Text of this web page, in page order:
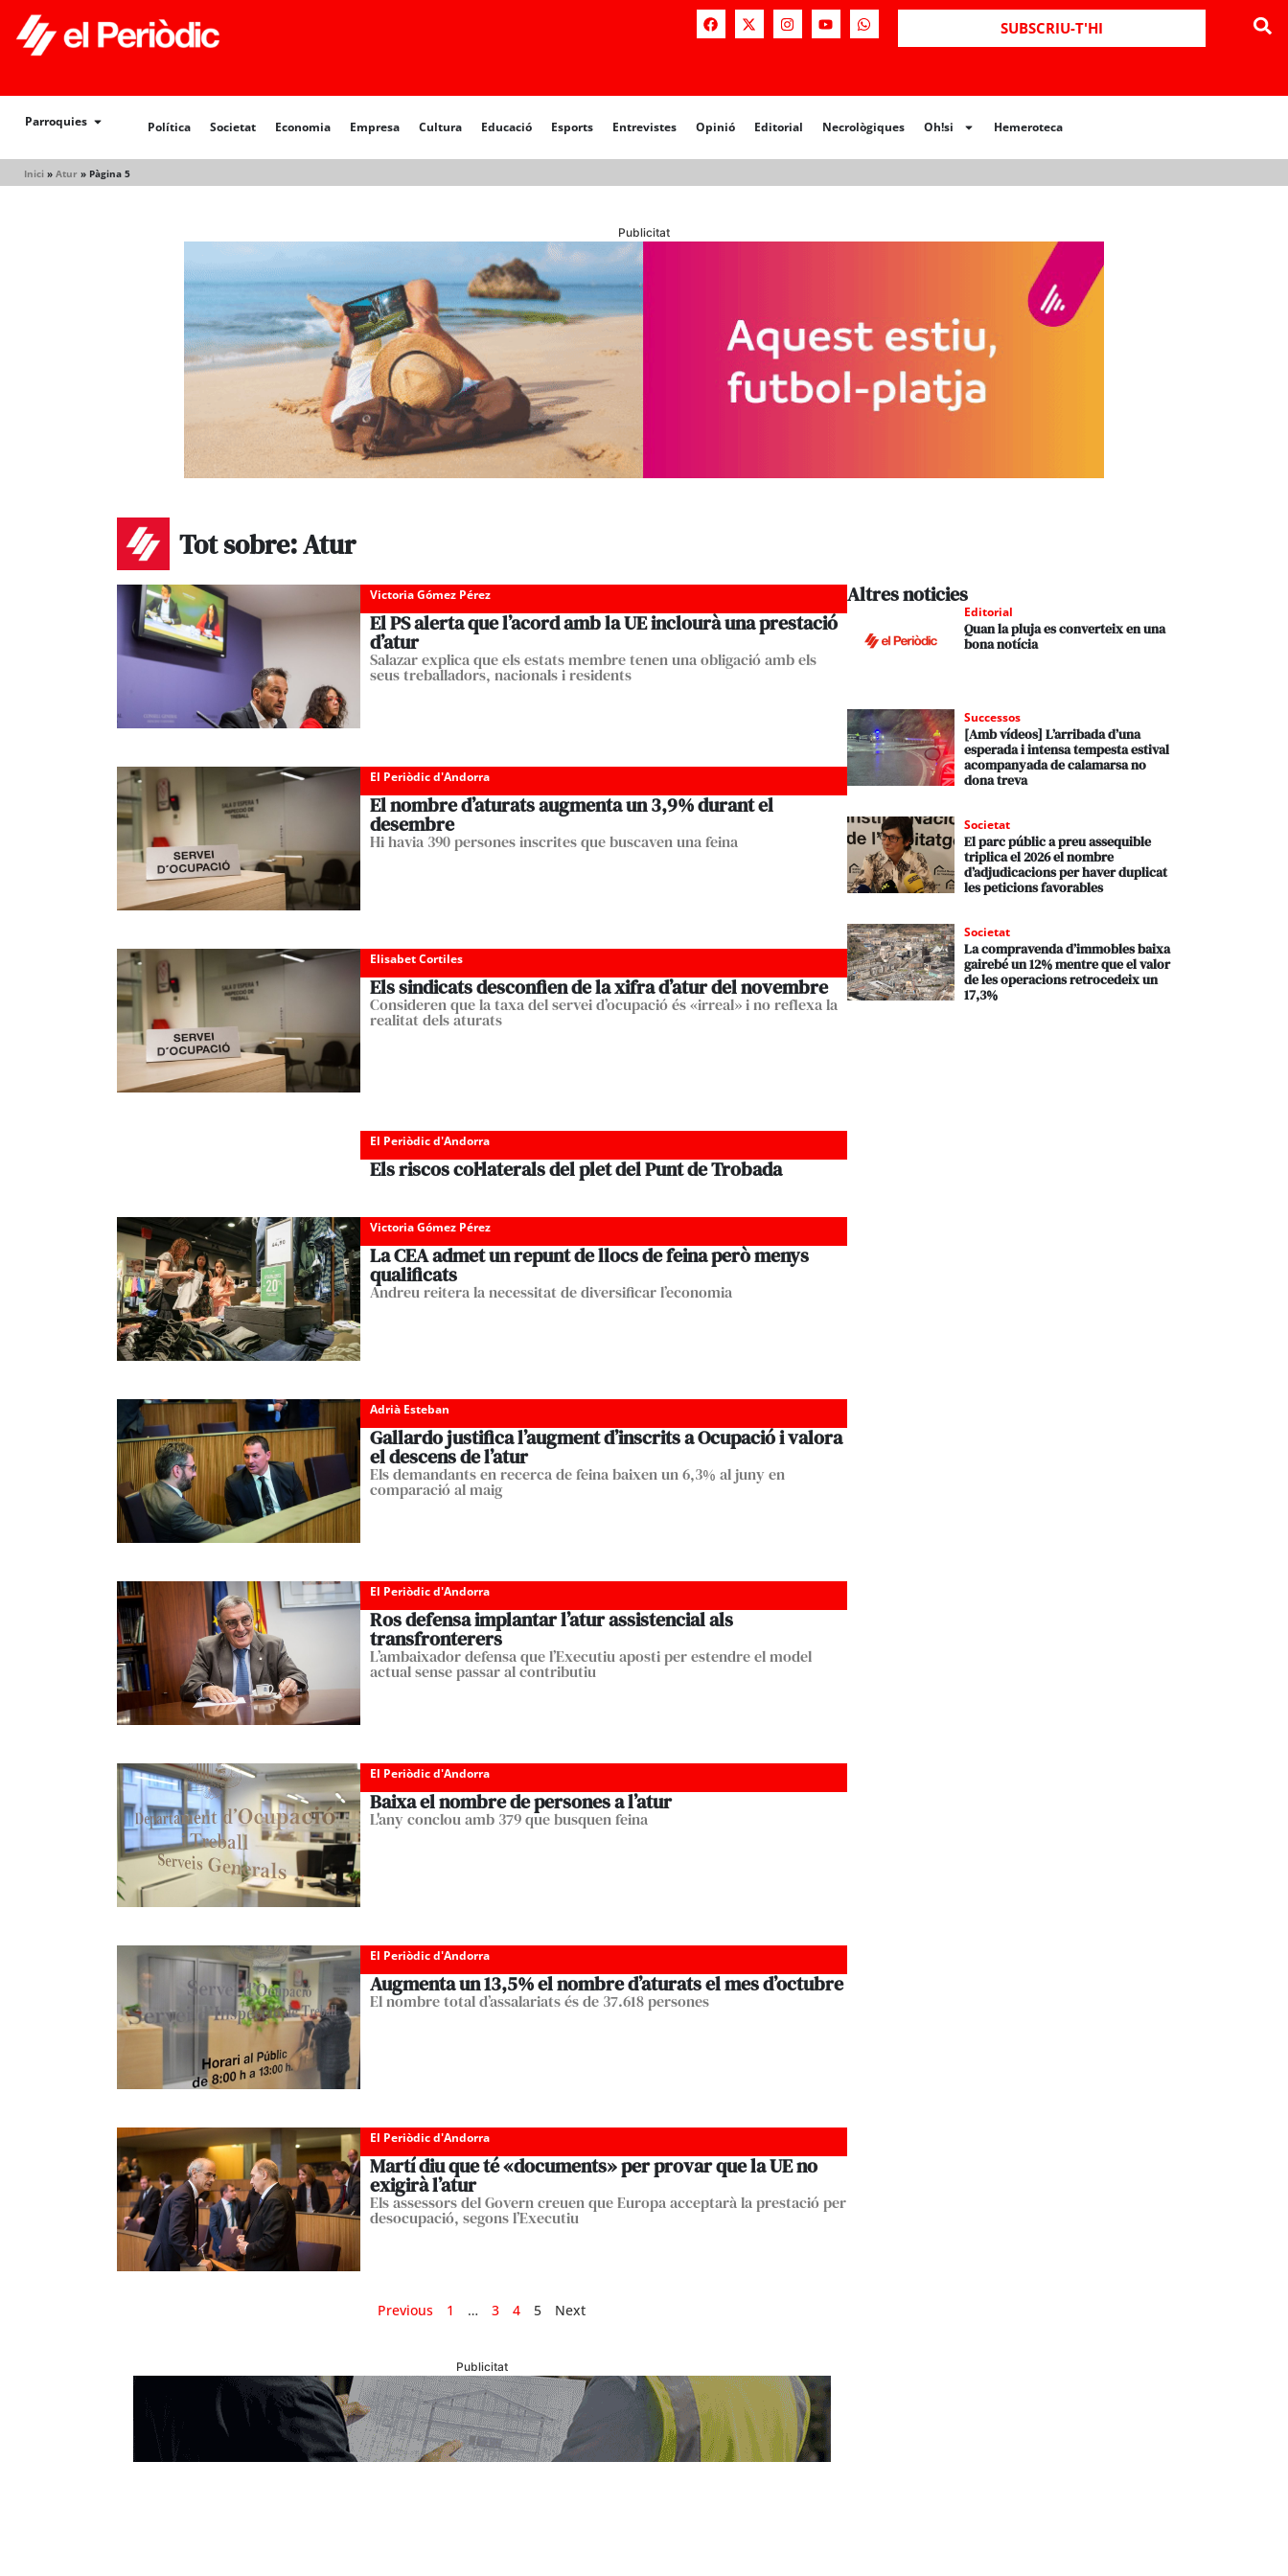
SUBSCRIU-T'HI
Parroquies Política Societat Economia Empresa Cultura Educació Esports Entrevistes Opinió Editorial Necrològiques Oh!si Hemeroteca
Inici » Atur » Pàgina 5
Política Societat Opinió Editorial Necrològiques Hemeroteca
Publicitat
Tot sobre: Atur
Victoria Gómez Pérez
El PS alerta que l’acord amb la UE inclourà una prestació
d’atur
Salazar explica que els estats membre tenen una obligació amb els
seus treballadors, nacionals i residents
El Periòdic d'Andorra
El nombre d’aturats augmenta un 3,9% durant el
desembre
Hi havia 390 persones inscrites que buscaven una feina
Elisabet Cortiles
Els sindicats desconfien de la xifra d’atur del novembre
Consideren que la taxa del servei d’ocupació és «irreal» i no reflexa la
realitat dels aturats
El Periòdic d'Andorra
Els riscos col·laterals del plet del Punt de Trobada
Victoria Gómez Pérez
La CEA admet un repunt de llocs de feina però menys
qualificats
Andreu reitera la necessitat de diversificar l’economia
Adrià Esteban
Gallardo justifica l’augment d’inscrits a Ocupació i valora
el descens de l’atur
Els demandants en recerca de feina baixen un 6,3% al juny en
comparació al maig
El Periòdic d'Andorra
Ros defensa implantar l’atur assistencial als
transfronterers
L’ambaixador defensa que l’Executiu aposti per estendre el model
actual sense passar al contributiu
El Periòdic d'Andorra
Baixa el nombre de persones a l’atur
L'any conclou amb 379 que busquen feina
El Periòdic d'Andorra
Augmenta un 13,5% el nombre d’aturats el mes d’octubre
El nombre total d’assalariats és de 37.618 persones
El Periòdic d'Andorra
Martí diu que té «documents» per provar que la UE no
exigirà l’atur
Els assessors del Govern creuen que Europa acceptarà la prestació per
desocupació, segons l’Executiu
Previous 1 … 3 4 5 Next
Publicitat
Altres noticies
Editorial
Quan la pluja es converteix en una
bona notícia
Successos
[Amb vídeos] L’arribada d’una
esperada i intensa tempesta estival
acompanyada de calamarsa no
dona treva
Societat
El parc públic a preu assequible
triplica el 2026 el nombre
d’adjudicacions per haver duplicat
les peticions favorables
Societat
La compravenda d’immobles baixa
gairebé un 12% mentre que el valor
de les operacions retrocedeix un
17,3%